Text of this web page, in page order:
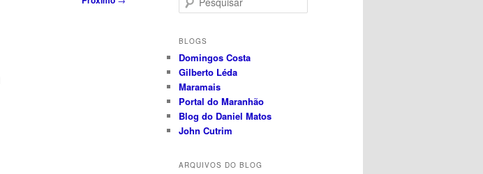
e
q
i
s
a
r
BLOGS
Domingos Costa
Gilberto Léda
Maramais
Portal do Maranhão
Blog do Daniel Matos
John Cutrim
ARQUIVOS DO BLOG